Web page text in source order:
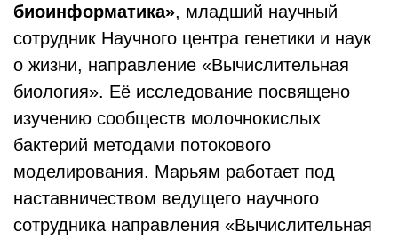
биоинформатика», младший научный
сотрудник Научного центра генетики и наук
о жизни, направление «Вычислительная
биология». Её исследование посвящено
изучению сообществ молочнокислых
бактерий методами потокового
моделирования. Марьям работает под
наставничеством ведущего научного
сотрудника направления «Вычислительная